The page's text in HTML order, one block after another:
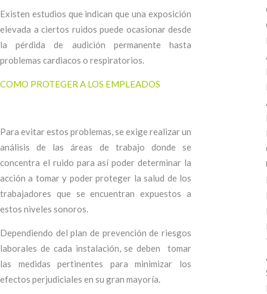
Existen estudios que indican que una exposición
elevada a ciertos ruidos puede ocasionar desde
la pérdida de audición permanente hasta
problemas cardiacos o respiratorios.
COMO PROTEGER A LOS EMPLEADOS
Para evitar estos problemas, se exige realizar un
análisis de las áreas de trabajo donde se
concentra el ruido para así poder determinar la
acción a tomar y poder proteger la salud de los
trabajadores que se encuentran expuestos a
estos niveles sonoros.
Dependiendo del plan de prevención de riesgos
laborales de cada instalación, se deben tomar
las medidas pertinentes para minimizar los
efectos perjudiciales en su gran mayoría.